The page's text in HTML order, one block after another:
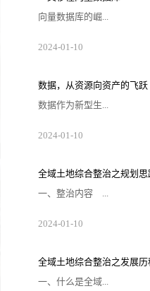
向量数据库的崛...
起向量数据库最初是为了解
似性搜索和推荐问题而设计
显得力不从心，而向量数据
据表达和检索能力迅速成为
擎。在大语言模型兴起之前
被广泛应用于搜索和推荐场
2024-01-10
数据，从资源向资产的飞跃
数据作为新型生...
产要素，是数字化、网络化
已快速融入生产、分配、流
印发关于构建更加完善的要
机制的意见》就已将数据要
力、资本、技术四大要素并
产要素。土地要素是一切生
2024-01-10
全域土地综合整治之规划思
一、整治内容 ...
全域土地综合整治涵盖农
地整理、乡村生态保护修复
我们通常说的土地整理项目
建设、“旱改水”、宜林地和
壤修复等。 2、建设用
农村宅基地、土坯房、历史
2024-01-10
全域土地综合整治之发展历
一、什么是全域...